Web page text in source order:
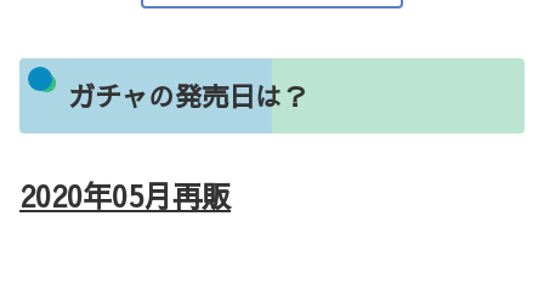
ガチャの発売日は？
2020年05月再販